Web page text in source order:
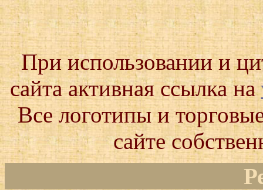
При использовании и
сайта активная ссылка на
Все логотипы и
сайте